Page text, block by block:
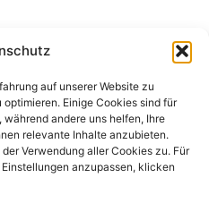
auf unserer Website zu
Einige Cookies sind für
andere uns helfen, Ihre
relevante Inhalte anzubieten.
der Verwendung aller Cookies zu. Für
anzupassen, klicken